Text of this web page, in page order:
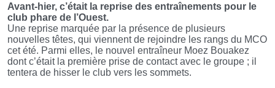
Avant-hier, c’était la reprise des entraînements pour le
club phare de l’Ouest.
Une reprise marquée par la présence de plusieurs
nouvelles têtes, qui viennent de rejoindre les rangs du MCO
cet été. Parmi elles, le nouvel entraîneur Moez Bouakez
dont c’était la première prise de contact avec le groupe ; il
tentera de hisser le club vers les sommets.